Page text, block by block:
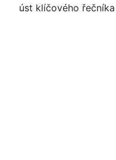
úst klíčového